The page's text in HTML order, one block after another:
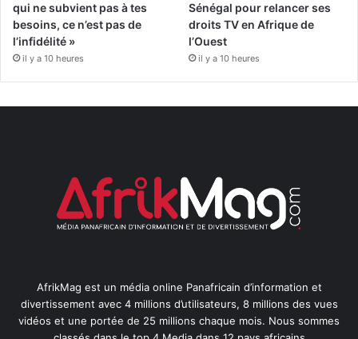
qui ne subvient pas à tes
besoins, ce n’est pas de
l’infidélité »
il y a 10 heures
Sénégal pour relancer ses
droits TV en Afrique de
l’Ouest
il y a 10 heures
AfrikMag est un média online Panafricain d’information et
divertissement avec 4 millions d’utilisateurs, 8 millions des vues
vidéos et une portée de 25 millions chaque mois. Nous sommes